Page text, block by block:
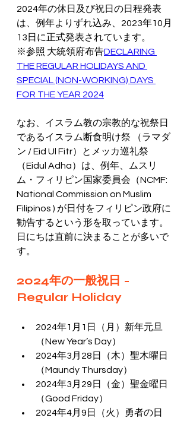
2024年の休日及び祝日の日程発表
は、例年よりずれ込み、2023年10月
13日に正式発表されています。
※参照 大統領府布告DECLARING
THE REGULAR HOLIDAYS AND
SPECIAL (NON-WORKING) DAYS
FOR THE YEAR 2024
なお、イスラム教の宗教的な祝祭日
であるイスラム断食明け祭 （ラマダ
ン / Eid Ul Fitr）とメッカ巡礼祭
（Eidul Adha）は、例年、ムスリ
ム・フィリピン国家委員会（NCMF:
National Commission on Muslim
Filipinos ) が日付をフィリピン政府に
勧告するという形を取っています。
日にちは直前に決まることが多いで
す。
2024年の一般祝日 -
Regular Holiday
2024年1月1日（月）新年元旦
（New Year’s Day）
2024年3月28日（木）聖木曜日
（Maundy Thursday）
2024年3月29日（金）聖金曜日
（Good Friday）
2024年4月9日（火）勇者の日